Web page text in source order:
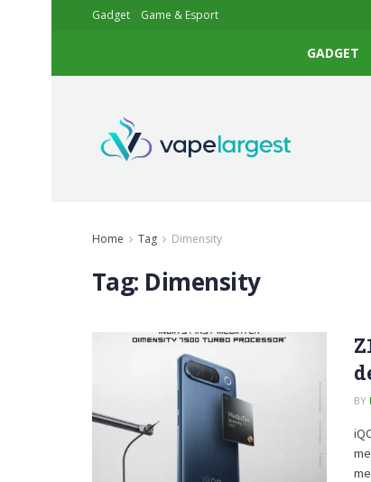
Gadget Game & Esport
GADGET
Home Tag Dimensity
Tag: Dimensity
BY